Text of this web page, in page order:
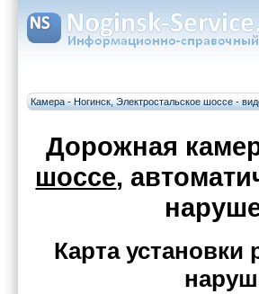
Камера - Ногинск, Электростальское шоссе -
Дорожная
шоссе,
Карта